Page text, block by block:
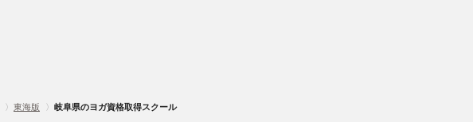
〉 東海版 〉 岐阜県のヨガ資格取得スクール